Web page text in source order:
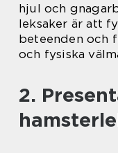
hjul och
leksaker är att
beteenden och
och fysiska
2.